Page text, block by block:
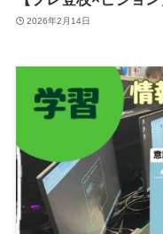
2026年2月14日